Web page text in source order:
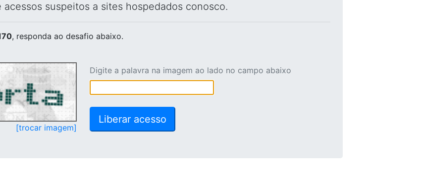
suspeitos a sites hospedados conosco.
, responda ao desafio abaixo.
[trocar imagem]
Digite a palavra na imagem ao lado no campo abaixo